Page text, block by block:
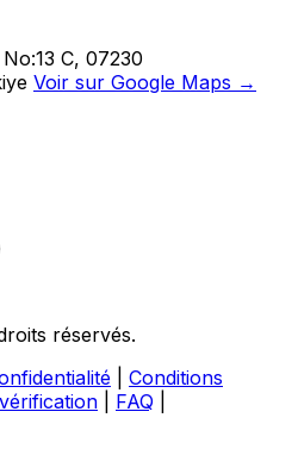
C, 07230
Voir sur Google Maps →
réservés.
Conditions
FAQ